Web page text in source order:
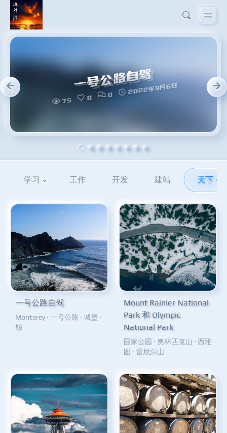
学习 工作 开发 建站 天下
一号公路自驾
Monterey · 一号公路 · 城堡 ·
鲸
Mount Rainier National
Park 和 Olympic
National Park
国家公园 · 奥林匹克山 · 西雅
图 · 雷尼尔山